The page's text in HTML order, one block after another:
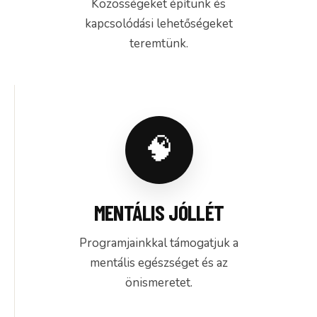
Közösségeket építünk és
kapcsolódási lehetőségeket
teremtünk.
MENTÁLIS JÓLLÉT
Programjainkkal támogatjuk a
mentális egészséget és az
önismeretet.